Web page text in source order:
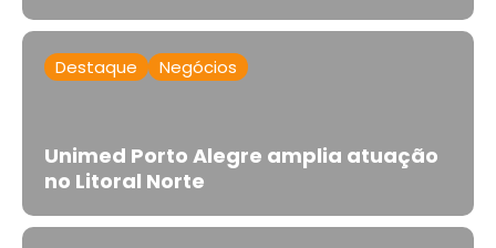
Destaque Negócios
Unimed Porto Alegre amplia atuação
no Litoral Norte